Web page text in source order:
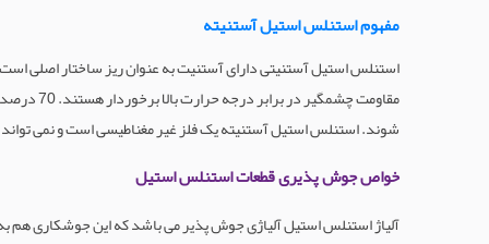
مفهوم استنلس استیل آستنیته
شوند. استنلس استیل آستنیته یک فلز غیر مغناطیسی است و نمی
خواص جوش پذیری قطعات استنلس استیل
آلیاژ استنلس استیل آلیاژی جوش پذیر می باشد که این جوشکاری هم